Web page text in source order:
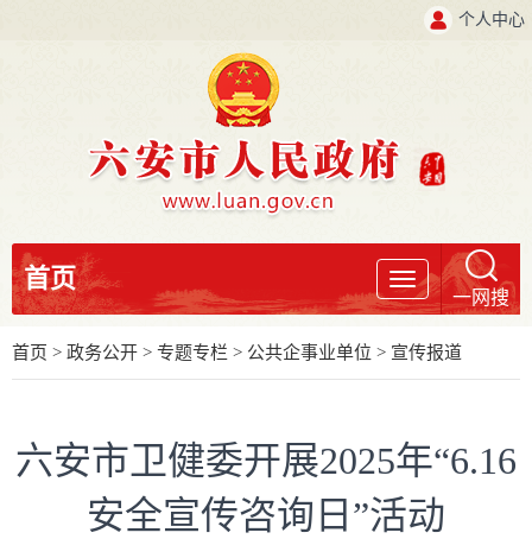
个人中心
导
航
首页
一网搜
首页 > 政务公开 > 专题专栏 > 公共企事业单位 > 宣传报道
六安市卫健委开展2025年“6.16
安全宣传咨询日”活动